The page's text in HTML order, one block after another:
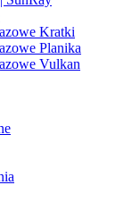
Kratki
Planika
Vulkan